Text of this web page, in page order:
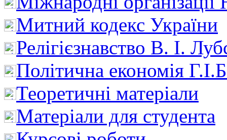
Митний кодекс України
Релігієзнавство В. І.
Політична економія
Теоретичні матеріали
Матеріали для студента